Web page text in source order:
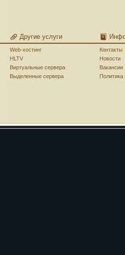
Другие услуги
Web-хостинг
HLTV
Виртуальные сервера
Выделенные сервера
Контакты
Новости
Вакансии
Политика